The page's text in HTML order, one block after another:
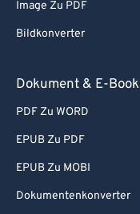
Image Zu PDF
Bildkonverter
Dokument & E-Book
PDF Zu WORD
EPUB Zu PDF
EPUB Zu MOBI
Dokumentenkonverter